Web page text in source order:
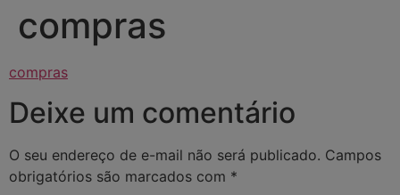
compras
compras
Deixe um comentário
O seu endereço de e-mail não será publicado. Campos
obrigatórios são marcados com *